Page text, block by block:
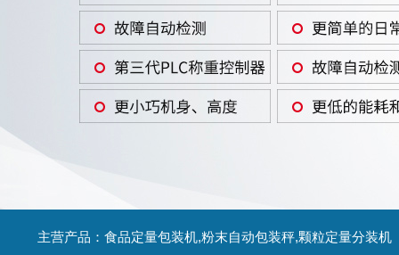
主营产品：食品定量包装机,粉末自动包装秤,颗粒定量分装机